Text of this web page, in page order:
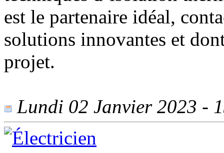
est le partenaire idéal,
solutions innovantes et
projet.
Lundi 02 Janvier 2023 -